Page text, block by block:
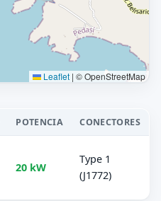
Leaflet | © OpenStreetMap
POTENCIA CONECTORES
20 kW
Type 1
(J1772)